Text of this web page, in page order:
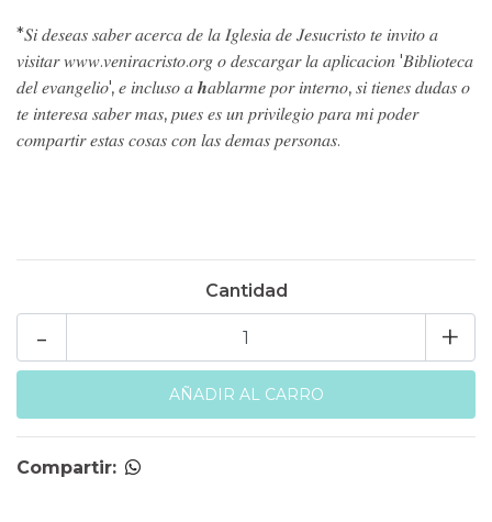
*𝑆𝑖 𝑑𝑒𝑠𝑒𝑎𝑠 𝑠𝑎𝑏𝑒𝑟 𝑎𝑐𝑒𝑟𝑐𝑎 𝑑𝑒 𝑙𝑎 𝐼𝑔𝑙𝑒𝑠𝑖𝑎 𝑑𝑒 𝐽𝑒𝑠𝑢𝑐𝑟𝑖𝑠𝑡𝑜 𝑡𝑒 𝑖𝑛𝑣𝑖𝑡𝑜 𝑎
𝑣𝑖𝑠𝑖𝑡𝑎𝑟 𝑤𝑤𝑤.𝑣𝑒𝑛𝑖𝑟𝑎𝑐𝑟𝑖𝑠𝑡𝑜.𝑜𝑟𝑔 𝑜 𝑑𝑒𝑠𝑐𝑎𝑟𝑔𝑎𝑟 𝑙𝑎 𝑎𝑝𝑙𝑖𝑐𝑎𝑐𝑖𝑜𝑛 '𝐵𝑖𝑏𝑙𝑖𝑜𝑡𝑒𝑐𝑎
𝑑𝑒𝑙 𝑒𝑣𝑎𝑛𝑔𝑒𝑙𝑖𝑜', 𝑒 𝑖𝑛𝑐𝑙𝑢𝑠𝑜 𝑎 𝒉𝑎𝑏𝑙𝑎𝑟𝑚𝑒 𝑝𝑜𝑟 𝑖𝑛𝑡𝑒𝑟𝑛𝑜, 𝑠𝑖 𝑡𝑖𝑒𝑛𝑒𝑠 𝑑𝑢𝑑𝑎𝑠 𝑜
𝑡𝑒 𝑖𝑛𝑡𝑒𝑟𝑒𝑠𝑎 𝑠𝑎𝑏𝑒𝑟 𝑚𝑎𝑠, 𝑝𝑢𝑒𝑠 𝑒𝑠 𝑢𝑛 𝑝𝑟𝑖𝑣𝑖𝑙𝑒𝑔𝑖𝑜 𝑝𝑎𝑟𝑎 𝑚𝑖 𝑝𝑜𝑑𝑒𝑟
𝑐𝑜𝑚𝑝𝑎𝑟𝑡𝑖𝑟 𝑒𝑠𝑡𝑎𝑠 𝑐𝑜𝑠𝑎𝑠 𝑐𝑜𝑛 𝑙𝑎𝑠 𝑑𝑒𝑚𝑎𝑠 𝑝𝑒𝑟𝑠𝑜𝑛𝑎𝑠.
Cantidad
+
-
Compartir: